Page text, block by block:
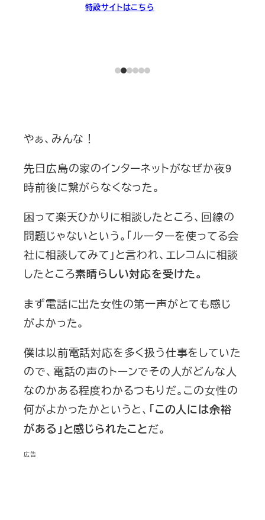
特設サイトはこちら
やぁ、みんな！
先日広島の家のインターネットがなぜか夜9
時前後に繋がらなくなった。
困って楽天ひかりに相談したところ、回線の
問題じゃないという。「ルーターを使ってる会
社に相談してみて」と言われ、エレコムに相談
したところ素晴らしい対応を受けた。
まず電話に出た女性の第一声がとても感じ
がよかった。
僕は以前電話対応を多く扱う仕事をしていた
ので、電話の声のトーンでその人がどんな人
なのかある程度わかるつもりだ。この女性の
何がよかったかというと、 「この人には余裕
がある」と感じられたことだ。
広告